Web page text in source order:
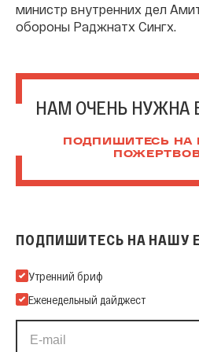
министр внутренних дел
обороны Раджнатх Сингх.
НАМ ОЧЕНЬ
ПОДПИШИТЕСЬ НА
ПОДПИШИТЕСЬ НА НАШУ
Подпишитесь на нашу Email-
Утренний бриф
Еженедельный дайджест